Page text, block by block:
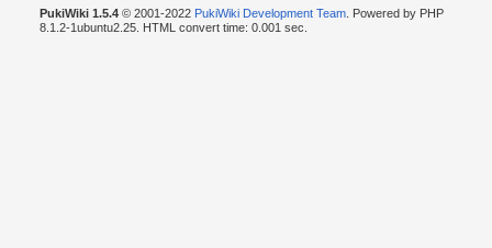
PukiWiki 1.5.4© 2001-2022 PukiWiki Development Team. Powered by PHP
8.1.2-1ubuntu2.25. HTML convert time: 0.001 sec.